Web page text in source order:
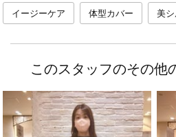
イージーケア 体型カバー 美シ
このスタッフのその他